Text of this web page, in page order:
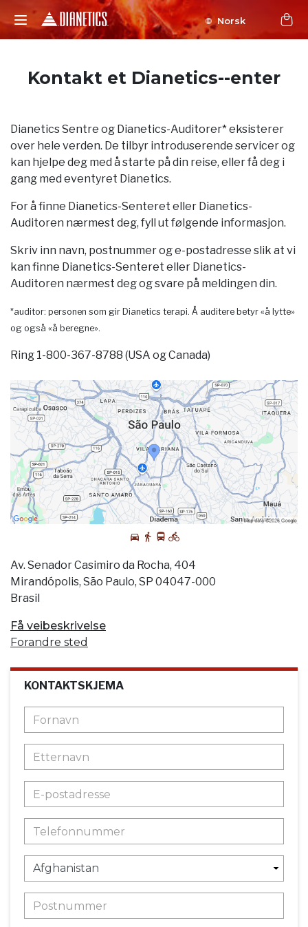
Norsk
Kontakt et Dianetics--enter
Dianetics Sentre og Dianetics-Auditorer* eksisterer
over hele verden. De tilbyr introduserende servicer og
kan hjelpe deg med å starte på din reise, eller få deg i
gang med eventyret Dianetics.
For å finne Dianetics-Senteret eller Dianetics-
Auditoren nærmest deg, fyll ut følgende informasjon.
Skriv inn navn, postnummer og e-postadresse slik at vi
kan finne Dianetics-Senteret eller Dianetics-
Auditoren nærmest deg og svare på meldingen din.
*auditor: personen som gir Dianetics terapi. Å auditere betyr «å lytte»
og også «å beregne».
Ring 1-800-367-8788 (USA og Canada)
Av. Senador Casimiro da Rocha, 404
Mirandópolis, São Paulo, SP 04047-000
Brasil
Få veibeskrivelse
Forandre sted
KONTAKTSKJEMA